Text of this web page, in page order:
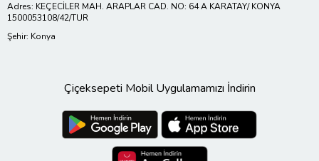
Adres: KEÇECİLER MAH. ARAPLAR CAD. NO: 64 A KARATAY/ KONYA
1500053108/42/TUR
Şehir: Konya
Çiçeksepeti Mobil Uygulamamızı İndirin